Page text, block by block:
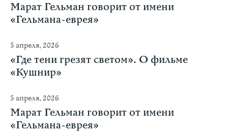
Марат Гельман говорит от имени
«Гельмана-еврея»
5 апреля, 2026
«Где тени грезят светом». О фильме
«Кушнир»
5 апреля, 2026
Марат Гельман говорит от имени
«Гельмана-еврея»